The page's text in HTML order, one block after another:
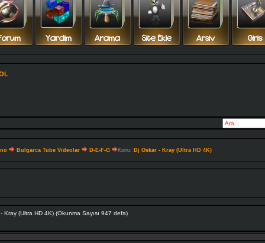
Bulgarca Tube Videolar D-E-F-G Konu: Dj Oskar - Kray (Ultra HD 4K)
Dj Oskar - Kray (Ultra HD 4K) (Okunma Sayısı 947 defa)